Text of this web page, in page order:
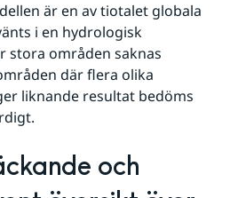
är en av tiotalet globala
i en hydrologisk
stora områden saknas
där flera olika
liknande resultat bedöms
och